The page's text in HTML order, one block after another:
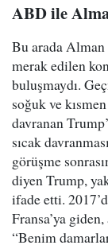
ABD ile
Bu arada Alman
merak edilen
buluşmaydı.
soğuk ve
davranan
sıcak
görüşme
diyen Trump,
ifade etti.
Fransa’ya
“Benim